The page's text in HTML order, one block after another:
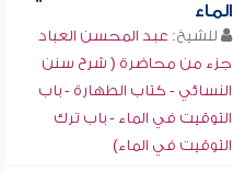
الماء
للشيخ: عبد المحسن العباد
جزء من محاضرة ( شرح سنن
النسائي - كتاب الطهارة - باب
التوقيت في الماء - باب ترك
التوقيت في الماء)